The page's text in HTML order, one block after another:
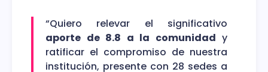
“Quiero relevar el significativo
aporte de 8.8 a la comunidad y
ratificar el compromiso de nuestra
institución, presente con 28 sedes a